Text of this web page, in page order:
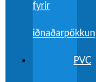
fyrir
iðnaðarpökkun
PVC